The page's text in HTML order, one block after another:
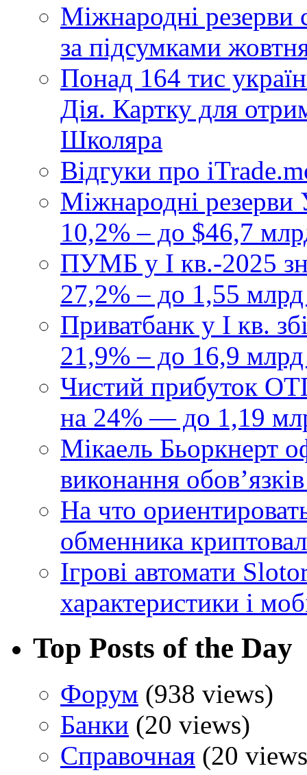
Міжнародні
за підсумками
Понад 164 тис
Дія. Картку для
Школяра
Відгуки про
Міжнародні резерви
10,2% – до $46,7
ПУМБ у I кв.-2025
27,2% – до 1,55
Приватбанк у І кв.
21,9% – до 16,9
Чистий прибуток
на 24% — до 1,19
Мікаель Бьоркнерт
виконання
На что
обменника
Ігрові автомати
характеристики і
Top Posts of the Day
Форум (938 views)
Банки (20 views)
Справочная (20